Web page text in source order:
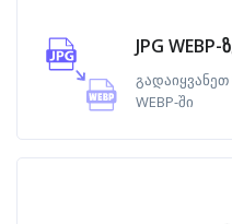
JPG WEBP-
გადაიყვანეთ
WEBP-ში